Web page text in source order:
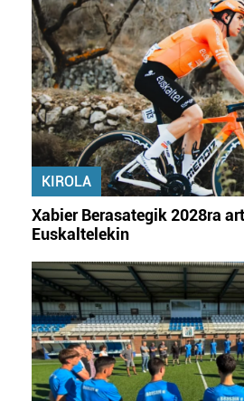
KIROLA
Xabier Berasategik 2028ra
Euskaltelekin